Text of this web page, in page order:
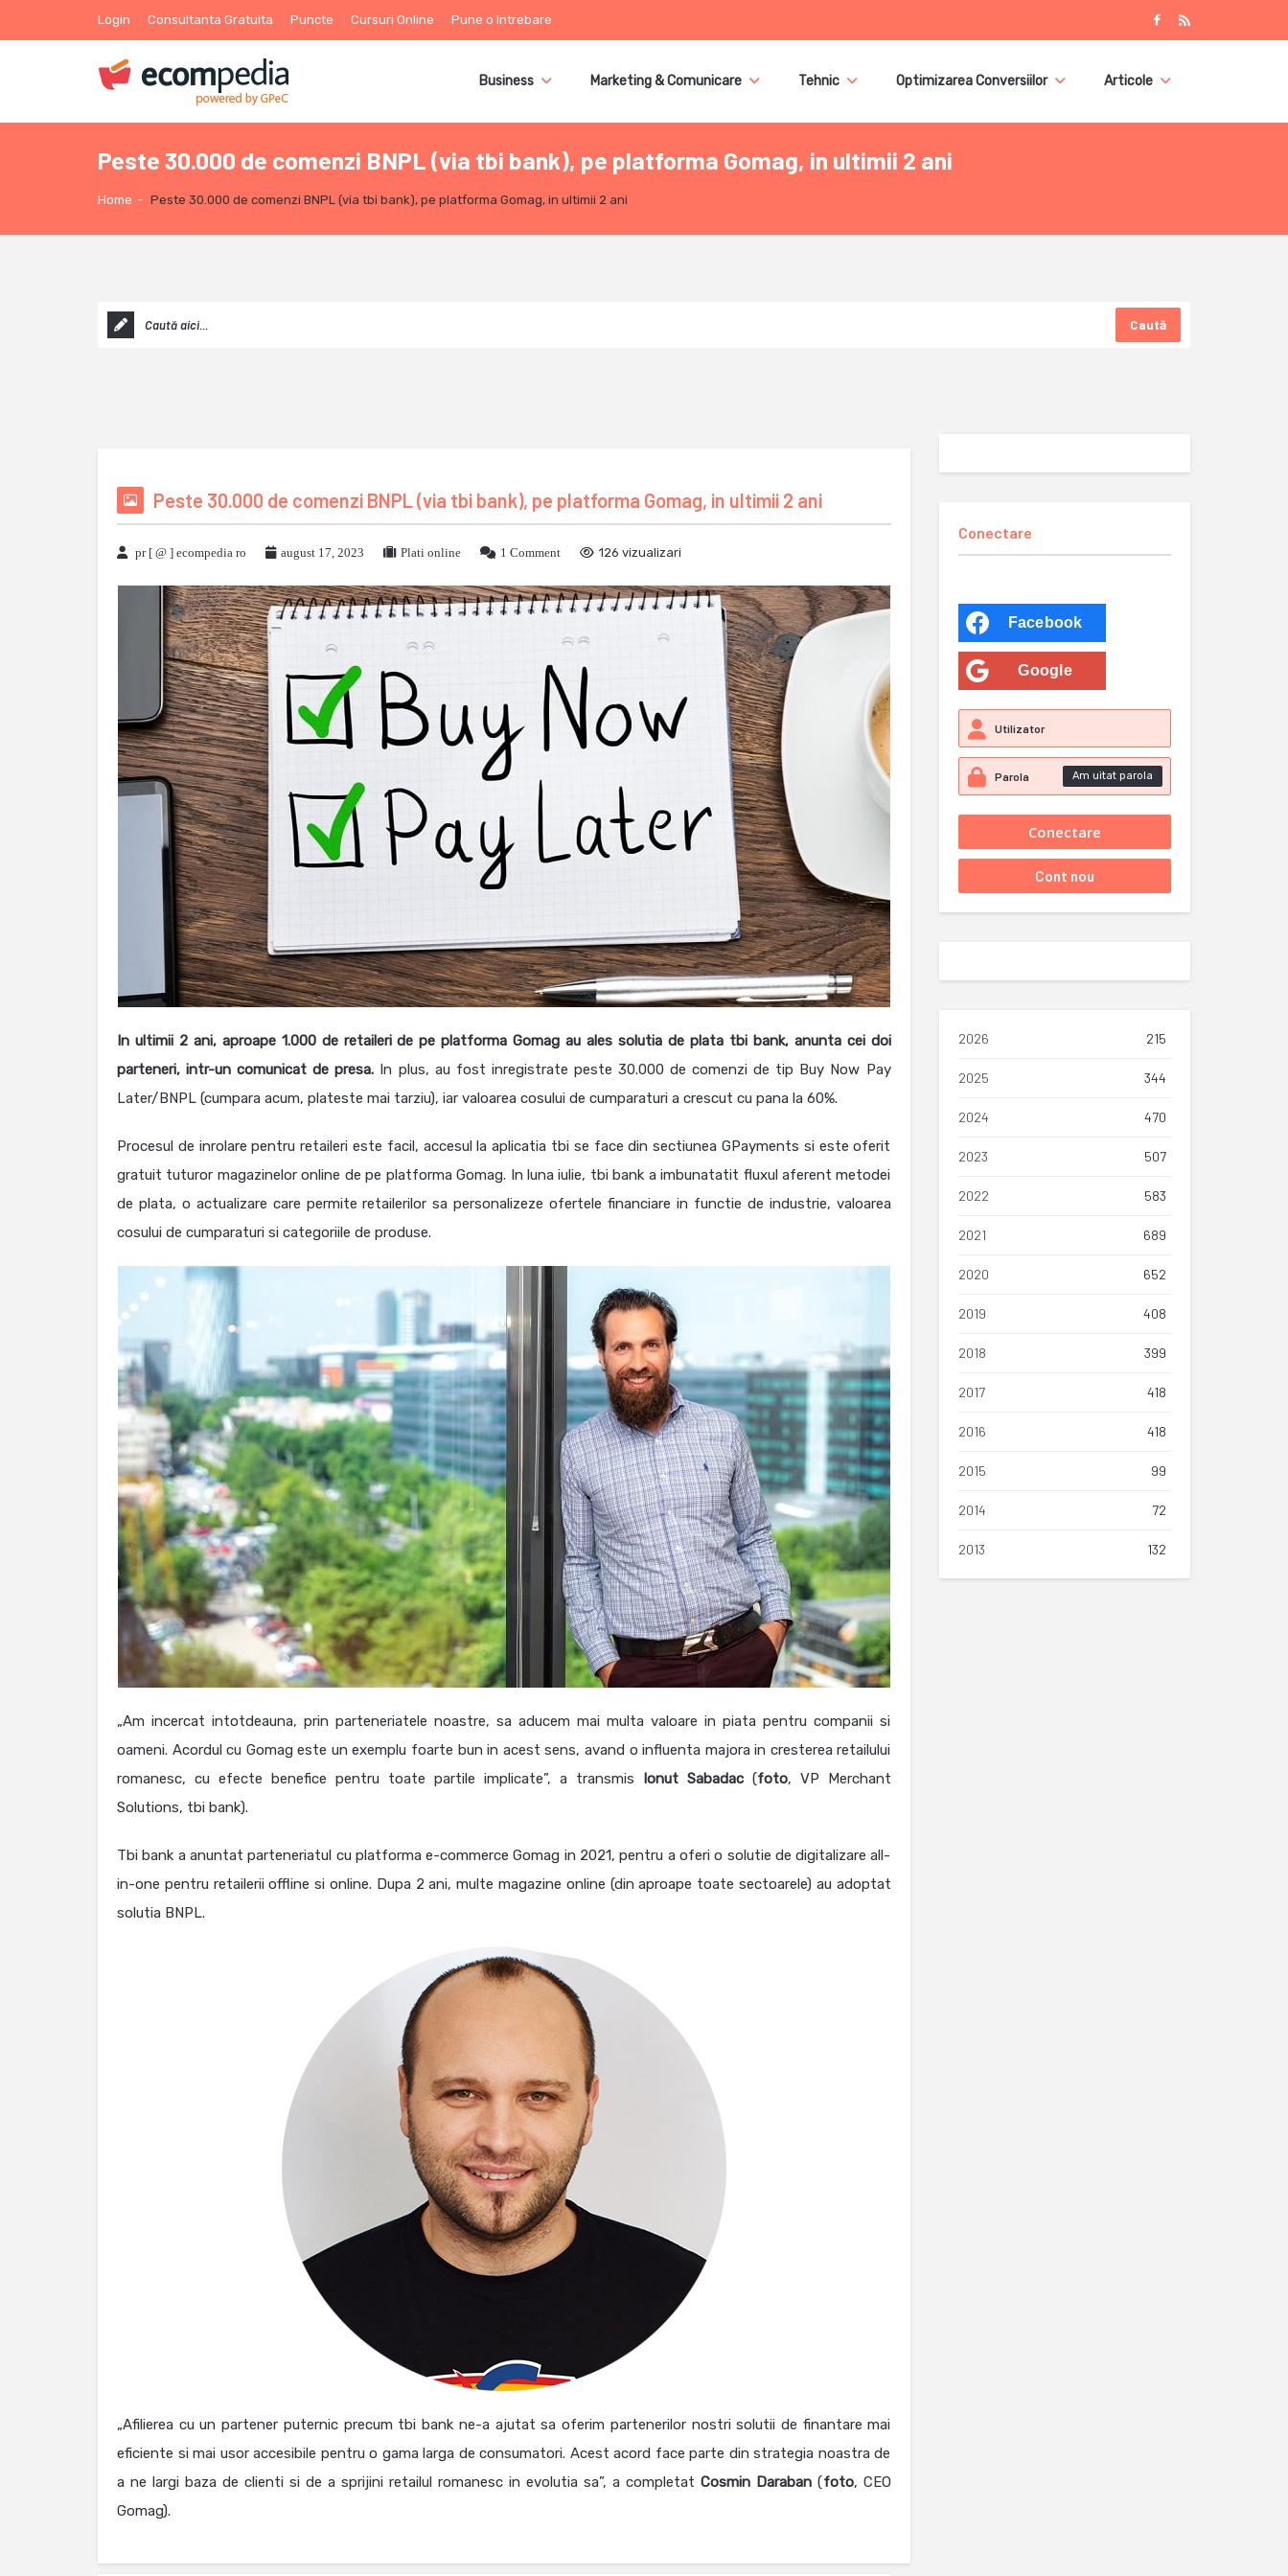
Login Consultanta Gratuita Puncte Cursuri Online Pune o întrebare
Business Marketing & Comunicare Tehnic Optimizarea Conversiilor Articole
Peste 30.000 de comenzi BNPL (via tbi bank), pe platforma Gomag, in ultimii 2 ani
Home - Peste 30.000 de comenzi BNPL (via tbi bank), pe platforma Gomag, in ultimii 2 ani
Caută
Peste 30.000 de comenzi BNPL (via tbi bank), pe platforma Gomag, in ultimii 2 ani
pr [ @ ] ecompedia ro august 17, 2023 Plati online 1 Comment 126 vizualizari
In ultimii 2 ani, aproape 1.000 de retaileri de pe platforma Gomag au ales solutia de plata tbi bank, anunta cei doi
parteneri, intr-un comunicat de presa. In plus, au fost inregistrate peste 30.000 de comenzi de tip Buy Now Pay
Later/BNPL (cumpara acum, plateste mai tarziu), iar valoarea cosului de cumparaturi a crescut cu pana la 60%.
Procesul de inrolare pentru retaileri este facil, accesul la aplicatia tbi se face din sectiunea GPayments si este oferit
gratuit tuturor magazinelor online de pe platforma Gomag. In luna iulie, tbi bank a imbunatatit fluxul aferent metodei
de plata, o actualizare care permite retailerilor sa personalizeze ofertele financiare in functie de industrie, valoarea
cosului de cumparaturi si categoriile de produse.
„Am incercat intotdeauna, prin parteneriatele noastre, sa aducem mai multa valoare in piata pentru companii si
oameni. Acordul cu Gomag este un exemplu foarte bun in acest sens, avand o influenta majora in cresterea retailului
romanesc, cu efecte benefice pentru toate partile implicate”, a transmis Ionut Sabadac(foto, VP Merchant
Solutions, tbi bank).
Tbi bank a anuntat parteneriatul cu platforma e-commerce Gomag in 2021, pentru a oferi o solutie de digitalizare all-
in-one pentru retailerii offline si online. Dupa 2 ani, multe magazine online (din aproape toate sectoarele) au adoptat
solutia BNPL.
„Afilierea cu un partener puternic precum tbi bank ne-a ajutat sa oferim partenerilor nostri solutii de finantare mai
eficiente si mai usor accesibile pentru o gama larga de consumatori. Acest acord face parte din strategia noastra de
a ne largi baza de clienti si de a sprijini retailul romanesc in evolutia sa”, a completatCosmin Daraban (foto, CEO
Gomag).
Conectare
Facebook
Google
Am uitat parola
2026 215
2025 344
2024 470
2023 507
2022 583
2021 689
2020 652
2019 408
2018 399
2017 418
2016 418
2015 99
2014 72
2013 132